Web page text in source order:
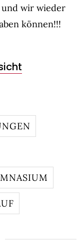
und wir wieder
können!!!